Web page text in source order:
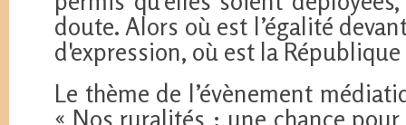
doute. Alors où est l’égalité
d'expression, où est la République
Le thème de l’évènement
« Nos ruralités : une chance